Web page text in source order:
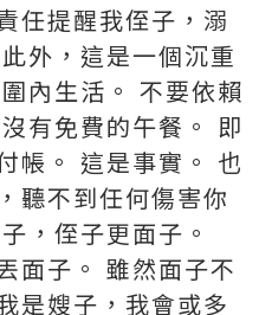
任提醒我侄子，溺
外，這是一個沉重
內生活。 不要依賴
有免費的午餐。 即
帳。 這是事實。 也
聽不到任何傷害你
，侄子更面子。
面子。 雖然面子不
是嫂子，我會或多